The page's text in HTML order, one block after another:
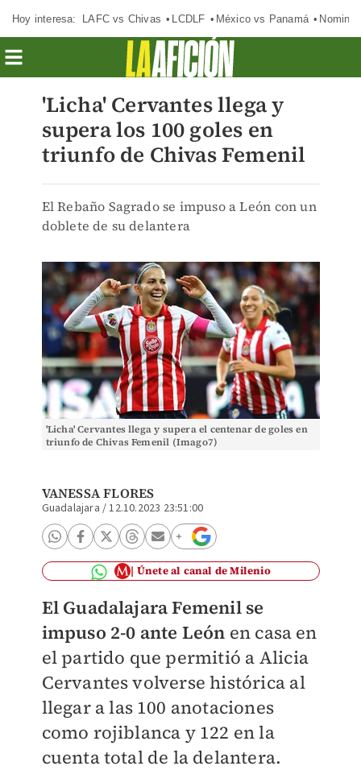
Hoy interesa: LAFC vs Chivas LCDLF México vs Panamá
'Licha' Cervantes llega y
supera los 100 goles en
triunfo de Chivas Femenil
El Rebaño Sagrado se impuso a León con un
doblete de su delantera
'Licha' Cervantes llega y supera el centenar de goles en
triunfo de Chivas Femenil (Imago7)
VANESSA FLORES
Guadalajara /12.10.2023 23:51:00
Únete al canal de Milenio
El Guadalajara Femenil se
impuso 2-0 ante León en casa en
el partido que permitió a Alicia
Cervantes volverse histórica al
llegar a las 100 anotaciones
como rojiblanca y 122 en la
cuenta total de la delantera.